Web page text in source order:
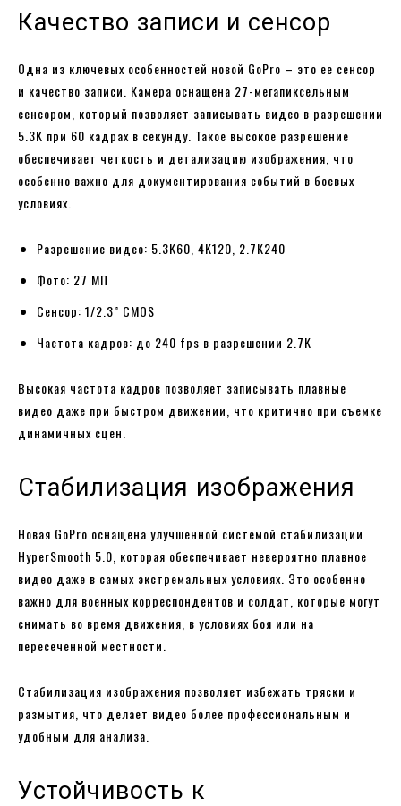
Качество записи и сенсор
Одна из ключевых особенностей новой GoPro – это ее сенсор
и качество записи. Камера оснащена 27-мегапиксельным
сенсором, который позволяет записывать видео в разрешении
5.3K при 60 кадрах в секунду. Такое высокое разрешение
обеспечивает четкость и детализацию изображения, что
особенно важно для документирования событий в боевых
условиях.
Разрешение видео: 5.3K60, 4K120, 2.7K240
Фото: 27 МП
Сенсор: 1/2.3” CMOS
Частота кадров: до 240 fps в разрешении 2.7K
Высокая частота кадров позволяет записывать плавные
видео даже при быстром движении, что критично при съемке
динамичных сцен.
Стабилизация изображения
Новая GoPro оснащена улучшенной системой стабилизации
HyperSmooth 5.0, которая обеспечивает невероятно плавное
видео даже в самых экстремальных условиях. Это особенно
важно для военных корреспондентов и солдат, которые могут
снимать во время движения, в условиях боя или на
пересеченной местности.
Стабилизация изображения позволяет избежать тряски и
размытия, что делает видео более профессиональным и
удобным для анализа.
Устойчивость к